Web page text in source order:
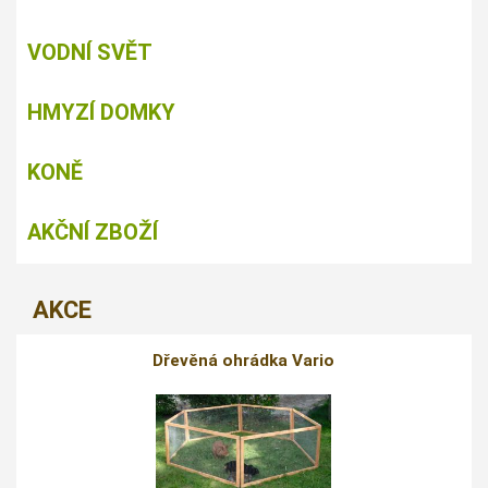
VODNÍ SVĚT
HMYZÍ DOMKY
KONĚ
AKČNÍ ZBOŽÍ
AKCE
Dřevěná ohrádka Vario